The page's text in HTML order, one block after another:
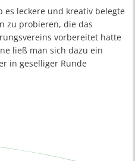
es leckere und kreativ belegte
zu probieren, die das
vorbereitet hatte
ließ man sich dazu ein
in geselliger Runde